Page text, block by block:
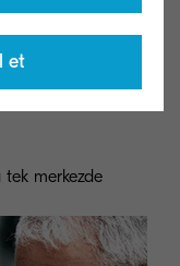
tek merkezde
et